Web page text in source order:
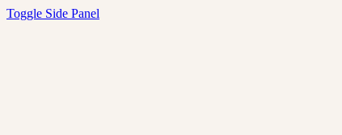
Toggle Side Panel